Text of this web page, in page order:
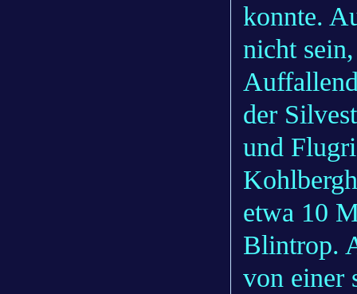
konnte.
nicht
der
und
etwa 10
Blintrop.
von einer